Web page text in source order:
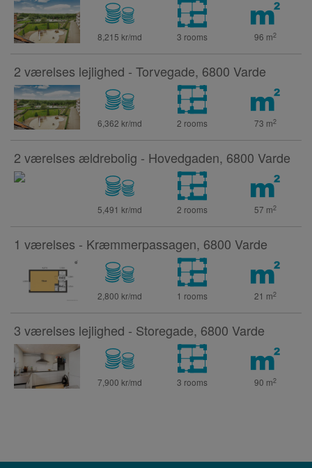
8,215 kr/md 3 rooms 96 m2
2 værelses lejlighed - Torvegade, 6800 Varde
6,362 kr/md 2 rooms 73 m2
2 værelses ældrebolig - Hovedgaden, 6800 Varde
5,491 kr/md 2 rooms 57 m2
1 værelses - Kræmmerpassagen, 6800 Varde
2,800 kr/md 1 rooms 21 m2
3 værelses lejlighed - Storegade, 6800 Varde
7,900 kr/md 3 rooms 90 m2